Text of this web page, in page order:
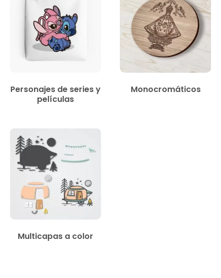
Personajes de series y
películas
Monocromáticos
Multicapas a color